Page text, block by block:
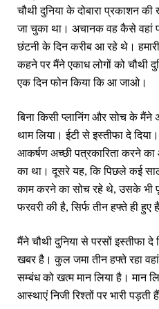
चौथी दुनिया के दोबारा प्रकाशन
जा चुका था। अचानक वह कैसे वहां
छंटनी के दिन करीब आ रहे थे।
कहने पर मैंने एकाध लोगों को चौथी
एक दिन फोन किया कि आ जाओ।
बिना किसी प्‍लानिंग और सोच के मैंने
थाम लिया। ईटी से इस्‍तीफा दे
आकर्षण अच्‍छी पत्रकारिता करने
का था। दूसरे यह, कि पिछले कई
काम करने का सोच रहे थे, उसके भी
फरवरी की है, सिर्फ तीन हफ्ते ही हुए
मैंने चौथी दुनिया से परसों इस्‍तीफा
खबर है। कुल जमा तीन हफ्ते रहा
सम्‍बंध को खत्‍म मान लिया है। मान
आस्‍थाएं निजी रिश्‍तों पर भारी पड़ती